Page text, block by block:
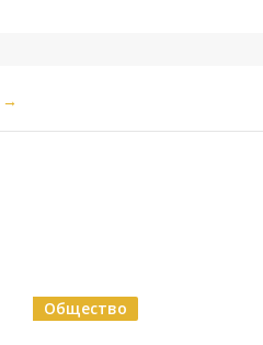
→
Общество